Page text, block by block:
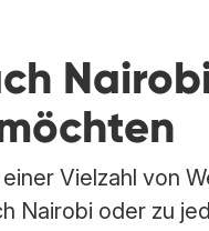
Vielzahl von
Nairobi oder zu